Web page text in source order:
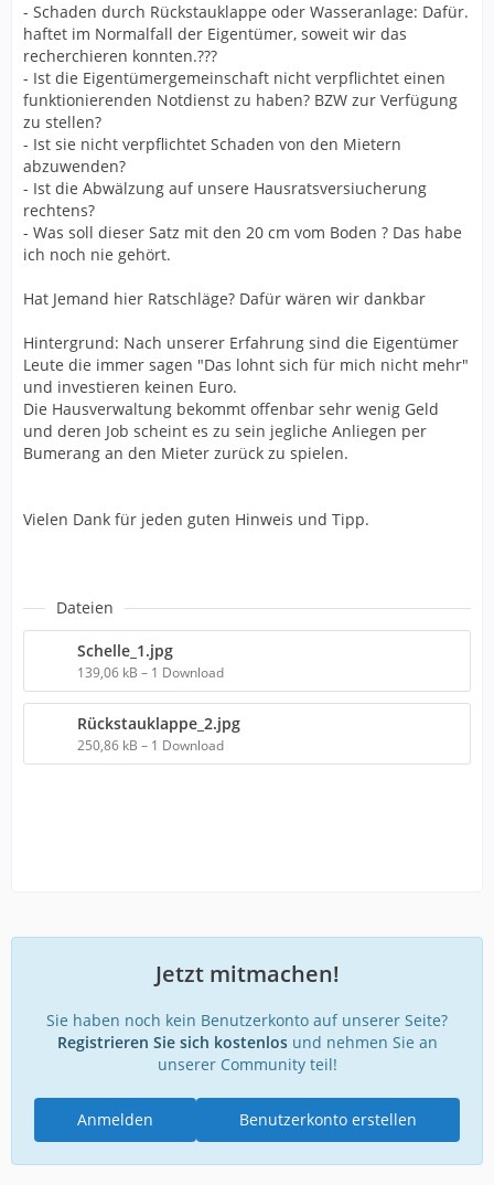
- Schaden durch Rückstauklappe oder Wasseranlage: Dafür.
haftet im Normalfall der Eigentümer, soweit wir das
recherchieren konnten.???
- Ist die Eigentümergemeinschaft nicht verpflichtet einen
funktionierenden Notdienst zu haben? BZW zur Verfügung
zu stellen?
- Ist sie nicht verpflichtet Schaden von den Mietern
abzuwenden?
- Ist die Abwälzung auf unsere Hausratsversiucherung
rechtens?
- Was soll dieser Satz mit den 20 cm vom Boden ? Das habe
ich noch nie gehört.
Hat Jemand hier Ratschläge? Dafür wären wir dankbar
Hintergrund: Nach unserer Erfahrung sind die Eigentümer
Leute die immer sagen "Das lohnt sich für mich nicht mehr"
und investieren keinen Euro.
Die Hausverwaltung bekommt offenbar sehr wenig Geld
und deren Job scheint es zu sein jegliche Anliegen per
Bumerang an den Mieter zurück zu spielen.
Vielen Dank für jeden guten Hinweis und Tipp.
Dateien
Schelle_1.jpg
139,06 kB – 1 Download
Rückstauklappe_2.jpg
250,86 kB – 1 Download
Jetzt mitmachen!
Sie haben noch kein Benutzerkonto auf unserer Seite?
Registrieren Sie sich kostenlosund nehmen Sie an
unserer Community teil!
Benutzerkonto erstellen
Anmelden